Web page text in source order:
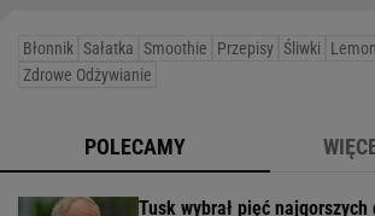
Błonnik Sałatka Smoothie Przepisy Śliwki
Zdrowe Odżywianie
POLECAMY
Tusk wybrał pięć najgorszych